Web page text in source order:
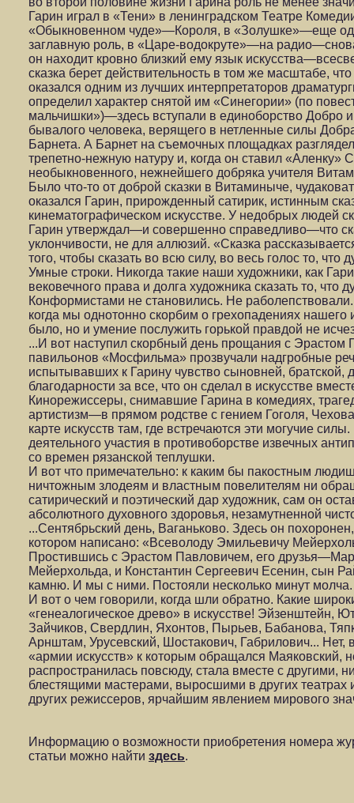
Гарин играл в «Тени» в ленинградском Театре
«Обыкновенном чуде»—Короля, в «Золушке»—еще
заглавную роль, в «Царе-водокруте»—на
он находит кровно близкий ему язык
сказка берет действительность в том же масштабе,
оказался одним из лучших интерпретаторов
определил характер снятой им «Синегории» (по
мальчишки»)—здесь вступали в единоборство Добро
бывалого человека, верящего в нетленные силы
Барнета. А Барнет на съемочных площадках
трепетно-нежную натуру и, когда он ставил «Аленку»
необыкновенного, нежнейшего добряка учителя
Было что-то от доброй сказки в Витаминыче,
оказался Гарин, прирожденный сатирик, истинным
кинематографическом искусстве. У недобрых людей
Гарин утверждал—и совершенно справедливо—что
уклончивости, не для аллюзий. «Сказка
того, чтобы сказать во всю силу, во весь голос то, что
Умные строки. Никогда такие наши художники, как
вековечного права и долга художника сказать то, что
Конформистами не становились. Не
когда мы однотонно скорбим о грехопадениях
было, но и умение послужить горькой правдой не
...И вот наступил скорбный день прощания с Эрастом
павильонов «Мосфильма» прозвучали надгробные
испытывавших к Гарину чувство сыновней, братской,
благодарности за все, что он сделал в искусстве
Кинорежиссеры, снимавшие Гарина в комедиях,
артистизм—в прямом родстве с гением Гоголя,
карте искусств там, где встречаются эти могучие
деятельного участия в противоборстве извечных
со времен рязанской теплушки.
И вот что примечательно: к каким бы пакостным
ничтожным злодеям и властным повелителям ни
сатирический и поэтический дар художник, сам он
абсолютного духовного здоровья, незамутненной
...Сентябрьский день, Ваганьково. Здесь он
котором написано: «Всеволоду Эмильевичу
Простившись с Эрастом Павловичем, его
Мейерхольда, и Константин Сергеевич Есенин, сын
камню. И мы с ними. Постояли несколько минут молча.
И вот о чем говорили, когда шли обратно. Какие
«генеалогическое древо» в искусстве! Эйзенштейн,
Зайчиков, Свердлин, Яхонтов, Пырьев, Бабанова,
Арнштам, Урусевский, Шостакович, Габрилович... Нет,
«армии искусств» к которым обращался Маяковский,
распространилась повсюду, стала вместе с другими,
блестящими мастерами, выросшими в других
других режиссеров, ярчайшим явлением мирового
Информацию о возможности приобретения номера
статьи можно найти здесь.